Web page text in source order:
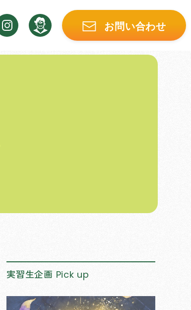
お問い合わせ
実習生企画 Pick up